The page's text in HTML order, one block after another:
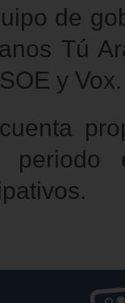
de
Tú
y Vox.